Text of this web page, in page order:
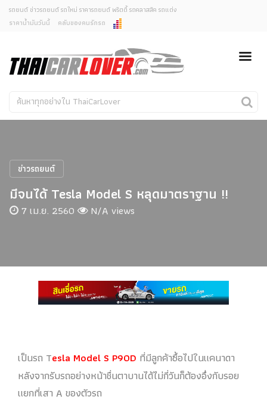
ยกเลิกการแจ้งเตือน
คุณต้องการยกเลิกการแจ้งเตือนข่าวสารเมื่อมีการอัพเดต
ใช่หรือไม่?
ไม่
รถยนต์ ข่าวรถยนต์ รถใหม่ ราคารถยนต์ พริตตี้ รถคลาสสิค รถแต่ง
ราคาน้ำมันวันนี้
คลับของคนรักรถ
รถใหม่
คนรักรถ
รถแต่ง
สเปคราคา รถยนต์
ข่าวรถยนต์
มีจนได้ Tesla Model S หลุดมาตราฐาน !!
7 เม.ย. 2560 N/A views
เป็นรถ Tesla Model S P90D ที่มีลูกค้าซื้อไปในแคนาดา
หลังจากรับรถอย่างหน้าชื่นตาบานได้ไม่กี่วันก็ต้องอึ่งกับรอย
แยกที่เสา A ของตัวรถ